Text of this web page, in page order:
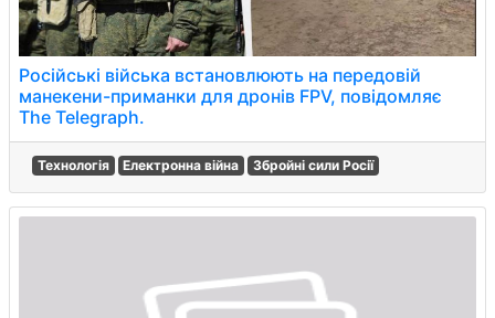
Російські війська встановлюють на передовій
манекени-приманки для дронів FPV, повідомляє
The Telegraph.
Технологія Електронна війна Збройні сили Росії